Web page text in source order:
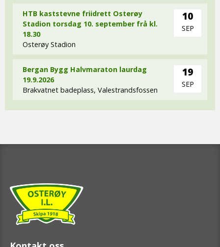
HTB kaststevne friidrett Osterøy
Stadion torsdag 10. september frå kl.
18.30
Osterøy Stadion
10
SEP
Bergan Bygg Halvmaraton laurdag
19.9.2026
Brakvatnet badeplass, Valestrandsfossen
19
SEP